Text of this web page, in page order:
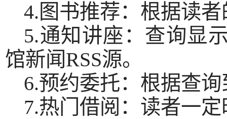
4.图书推荐：根据读
5.通知讲座：查询显
馆新闻RSS源。
6.预约委托：根据查
7.热门借阅：读者一